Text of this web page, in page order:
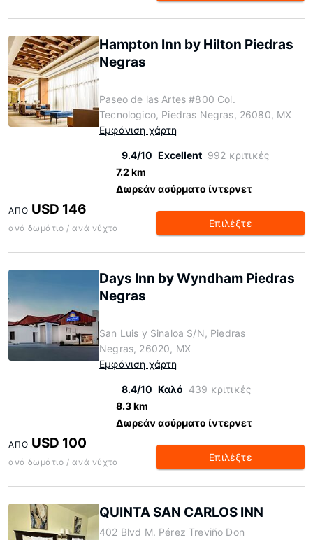
Hampton Inn by Hilton Piedras
Negras
Paseo de las Artes #800 Col.
Tecnologico, Piedras Negras, 26080, MX
Εμφάνιση χάρτη
9.4/10 Excellent 992 κριτικές
7.2 km
Δωρεάν ασύρματο ίντερνετ
ΑΠΌ USD 146
ανά δωμάτιο / ανά νύχτα Επιλέξτε
Days Inn by Wyndham Piedras
Negras
San Luis y Sinaloa S/N, Piedras
Negras, 26020, MX
Εμφάνιση χάρτη
8.4/10 Καλό 439 κριτικές
8.3 km
Δωρεάν ασύρματο ίντερνετ
ΑΠΌ USD 100
ανά δωμάτιο / ανά νύχτα Επιλέξτε
QUINTA SAN CARLOS INN
402 Blvd M. Pérez Treviño Don